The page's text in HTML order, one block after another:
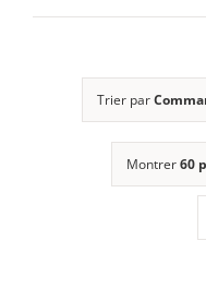
Trier par
Montrer60